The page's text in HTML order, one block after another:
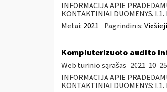
INFORMACIJA APIE
KONTAKTINIAI DUOMENYS:
Metai: 2021 Pagrindinis:
Kompiuterizuoto audito
Web turinio sąrašas 2021-10-25
INFORMACIJA APIE
KONTAKTINIAI DUOMENYS: